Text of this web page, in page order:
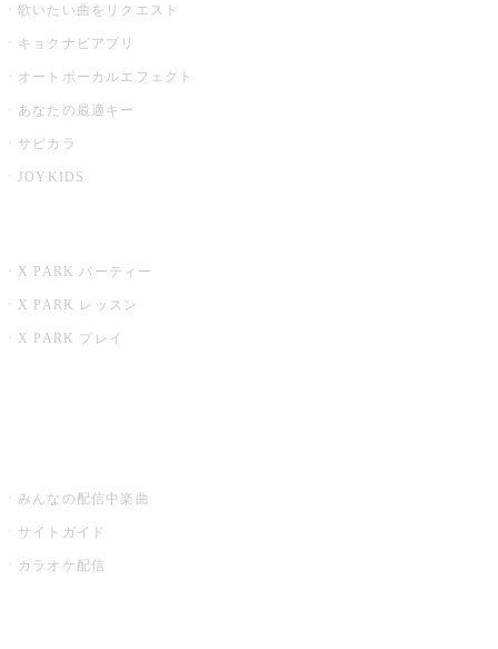
歌いたい曲をリクエスト
キョクナビアプリ
オートボーカルエフェクト
あなたの最適キー
サビカラ
JOYKIDS
X PARK パーティー
X PARK レッスン
X PARK プレイ
みんなの配信中楽曲
サイトガイド
カラオケ配信